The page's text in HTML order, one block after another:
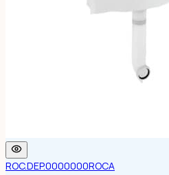
ROC.DEP.0000000ROCA